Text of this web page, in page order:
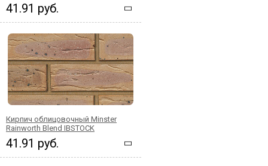
41.91 руб.
Кирпич облицовочный Minster
Rainworth Blend IBSTOCK
41.91 руб.